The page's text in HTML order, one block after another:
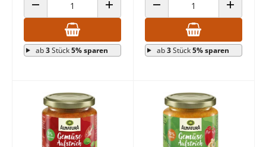
ANZAHL VERRINGERN ANZAHL ERHÖHEN
ab3Stück5% sparen
ANZAHL VERRINGERN ANZAHL
ab3Stück5% sparen